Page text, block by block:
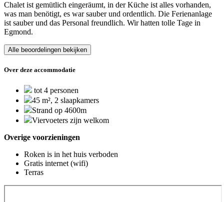
Chalet ist gemütlich eingeräumt, in der Küche ist alles vorhanden,
was man benötigt, es war sauber und ordentlich. Die Ferienanlage
ist sauber und das Personal freundlich. Wir hatten tolle Tage in
Egmond.
Alle beoordelingen bekijken
Over deze accommodatie
tot 4 personen
45 m², 2 slaapkamers
Strand op 4600m
Viervoeters zijn welkom
Overige voorzieningen
Roken is in het huis verboden
Gratis internet (wifi)
Terras